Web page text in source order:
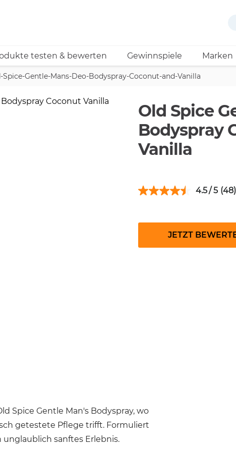
testen & bewerten Gewinnspiele Marken
Spice-Gentle-Mans-Deo-Bodyspray-Coconut-and-Vanilla
Old Spice
Bodyspray
Vanilla
4.5 (48)
JETZT
Spice Gentle Man's Bodyspray, wo
getestete Pflege trifft. Formuliert
sanftes Erlebnis.